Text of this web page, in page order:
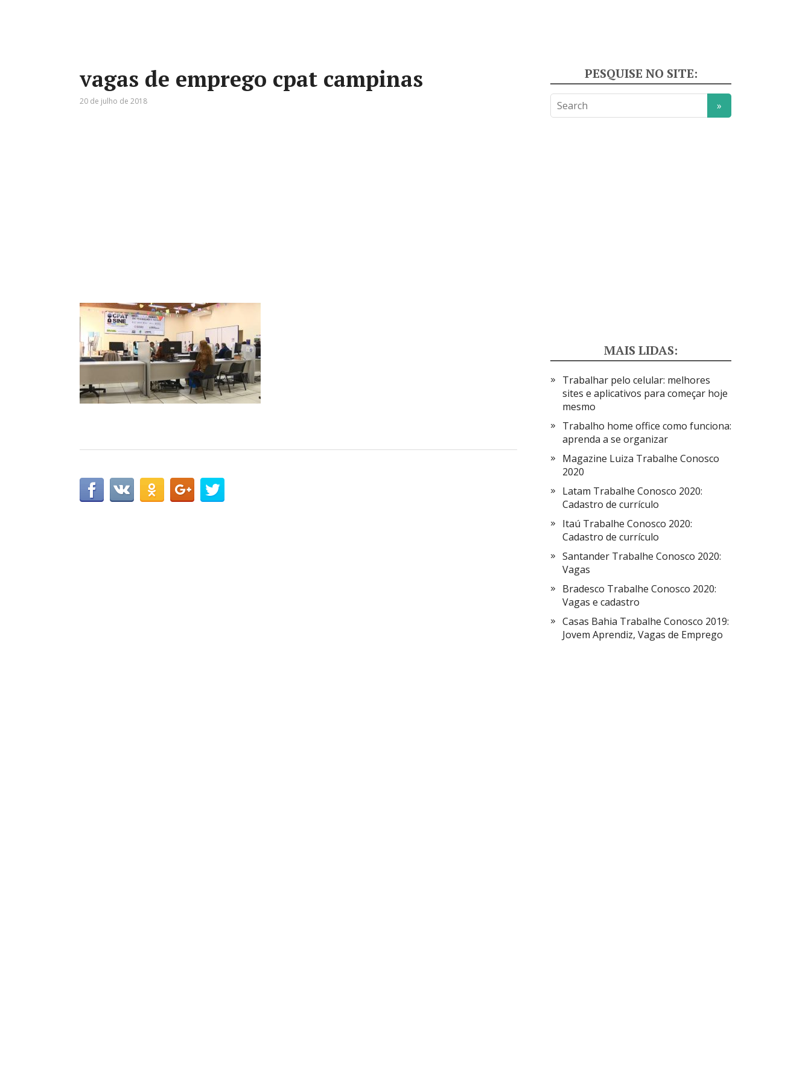
vagas de emprego cpat campinas
20 de julho de 2018
PESQUISE NO SITE:
MAIS LIDAS:
Trabalhar pelo celular: melhores
sites e aplicativos para começar hoje
mesmo
Trabalho home office como funciona:
aprenda a se organizar
Magazine Luiza Trabalhe Conosco
2020
Latam Trabalhe Conosco 2020:
Cadastro de currículo
Itaú Trabalhe Conosco 2020:
Cadastro de currículo
Santander Trabalhe Conosco 2020:
Vagas
Bradesco Trabalhe Conosco 2020:
Vagas e cadastro
Casas Bahia Trabalhe Conosco 2019:
Jovem Aprendiz, Vagas de Emprego